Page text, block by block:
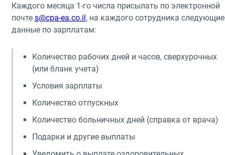
Каждого месяца 1-го числа присылать по электронной
почте s@cpa-ea.co.il, на каждого сотрудника следующие
данные по зарплатам:
Количество рабочих дней и часов, сверхурочных
(или бланк учета)
Условия зарплаты
Количество отпускных
Количество больничных дней (справка от врача)
Подарки и другие выплаты